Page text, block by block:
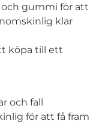
gummi för att
klar
köpa till ett
och fall
för att få fram